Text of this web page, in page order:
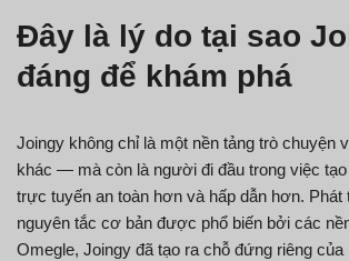
Đây là lý do tại sao
đáng để khám phá
Joingy không chỉ là một nền tảng trò chuyện
khác — mà còn là người đi đầu trong việc
trực tuyến an toàn hơn và hấp dẫn hơn. Phát
nguyên tắc cơ bản được phổ biến bởi các
Omegle, Joingy đã tạo ra chỗ đứng riêng